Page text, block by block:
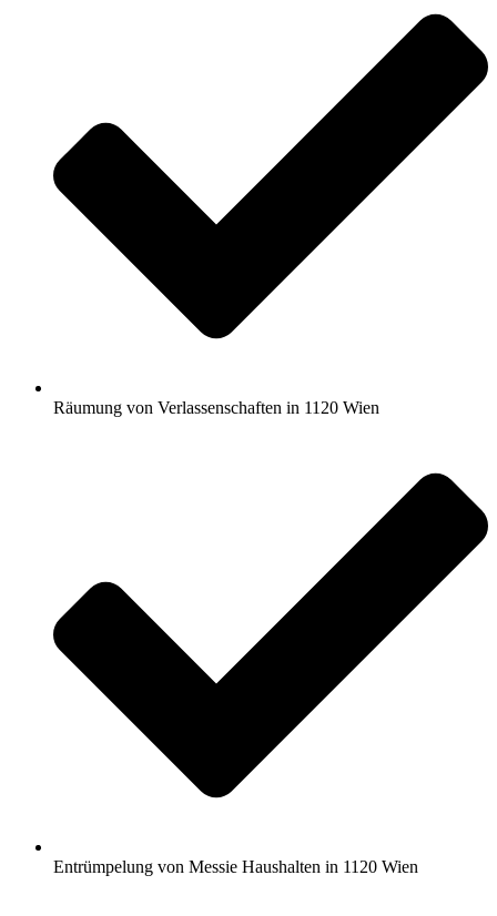
Räumung von Verlassenschaften in 1120 Wien
Entrümpelung von Messie Haushalten in 1120 Wien